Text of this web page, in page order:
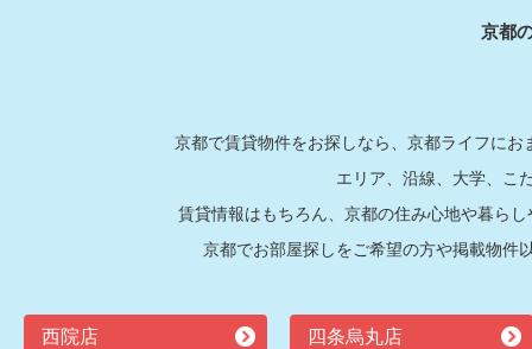
京都
京都で賃貸物件をお探しなら、京都ライフに
エリア、沿線、大学、こ
賃貸情報はもちろん、京都の住み心地や暮ら
京都でお部屋探しをご希望の方や掲載物件
西院店 四条烏丸店